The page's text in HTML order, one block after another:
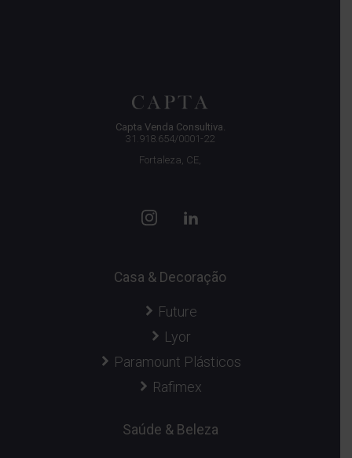
Capta Venda Consultiva.
31.918.654/0001-22
Fortaleza, CE,
Casa & Decoração
Future
Lyor
Paramount Plásticos
Rafimex
Saúde & Beleza